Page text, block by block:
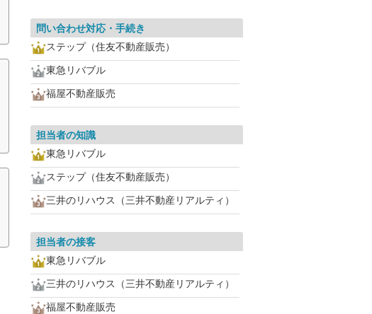
問い合わせ対応・手続き
ステップ（住友不動産販売）
東急リバブル
福屋不動産販売
担当者の知識
東急リバブル
ステップ（住友不動産販売）
三井のリハウス（三井不動産リアルティ）
担当者の接客
東急リバブル
三井のリハウス（三井不動産リアルティ）
福屋不動産販売